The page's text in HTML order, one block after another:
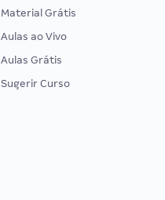
Material Grátis
Aulas ao Vivo
Aulas Grátis
Sugerir Curso